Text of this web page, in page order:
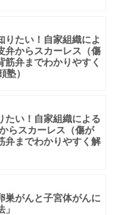
りたい！自家組織によ
からスカーレス（傷
筋弁までわかりやすく
）
たい！自家組織による
らスカーレス（傷が
弁までわかりやすく解
巣がんと子宮体がんに